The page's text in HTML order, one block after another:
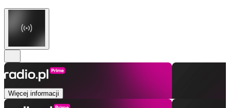
Więcej informacji